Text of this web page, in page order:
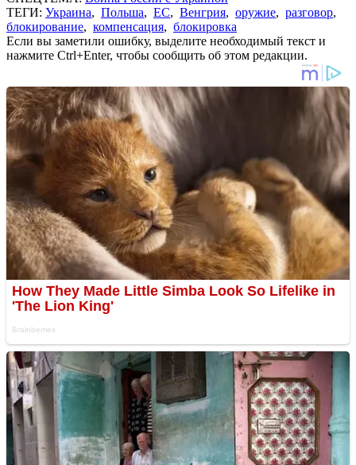
ТЕГИ: Украина, Польша, ЕС, Венгрия, оружие, разговор,
блокирование, компенсация, блокировка
Если вы заметили ошибку, выделите необходимый текст и
нажмите Ctrl+Enter, чтобы сообщить об этом редакции.